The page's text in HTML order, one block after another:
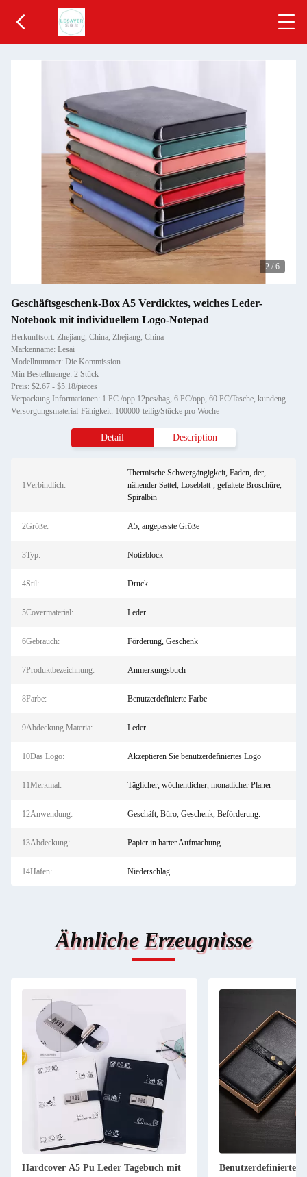
2 / 6
Geschäftsgeschenk-Box A5 Verdicktes, weiches Leder-
Notebook mit individuellem Logo-Notepad
Herkunftsort: Zhejiang, China, Zhejiang, China
Markenname: Lesai
Modellnummer: Die Kommission
Min Bestellmenge: 2 Stück
Preis: $2.67 - $5.18/pieces
Verpackung Informationen: 1 PC /opp 12pcs/bag, 6 PC/opp, 60 PC/Tasche, kundengebundenes Verpacken
Versorgungsmaterial-Fähigkeit: 100000-teilig/Stücke pro Woche
Detail Description
1Verbindlich:
Thermische Schwergängigkeit, Faden, der,
nähender Sattel, Loseblatt-, gefaltete Broschüre,
Spiralbin
2Größe: A5, angepasste Größe
3Typ: Notizblock
4Stil: Druck
5Covermaterial: Leder
6Gebrauch: Förderung, Geschenk
7Produktbezeichnung: Anmerkungsbuch
8Farbe: Benutzerdefinierte Farbe
9Abdeckung Materia: Leder
10Das Logo: Akzeptieren Sie benutzerdefiniertes Logo
11Merkmal: Täglicher, wöchentlicher, monatlicher Planer
12Anwendung: Geschäft, Büro, Geschenk, Beförderung.
13Abdeckung: Papier in harter Aufmachung
14Hafen: Niederschlag
Ähnliche Erzeugnisse
Hardcover A5 Pu Leder Tagebuch mit
Benutzerdefiniertes